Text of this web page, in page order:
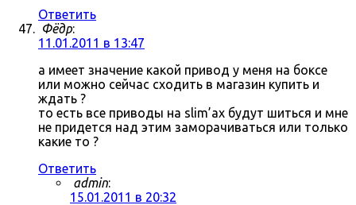
Ответить
Фёдр:
11.01.2011 в 13:47
а имеет значение какой привод у меня на боксе
или можно сейчас сходить в магазин купить и
ждать ?
то есть все приводы на slim’ах будут шиться и мне
не придется над этим заморачиваться или только
какие то ?
Ответить
admin:
15.01.2011 в 20:32